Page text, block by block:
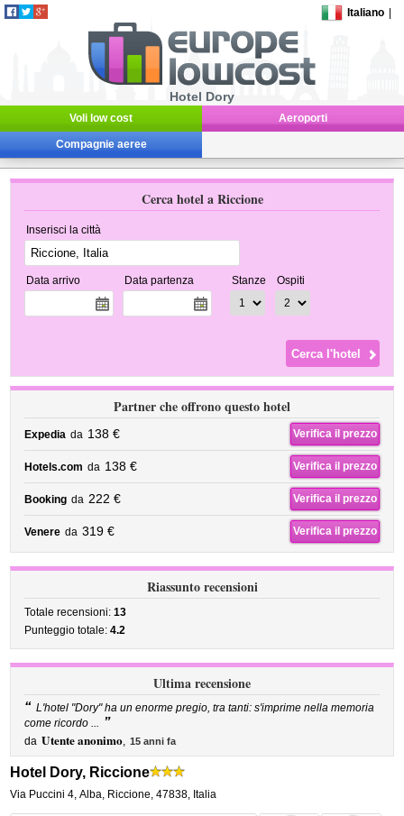
Italiano
Hotel Dory
Voli low cost Aeroporti
Compagnie aeree
Cerca hotel a Riccione
Inserisci la città
Data arrivo Data partenza Stanze Ospiti
Partner che offrono questo hotel
Expedia da 138 € Verifica il prezzo
Hotels.com da 138 € Verifica il prezzo
Booking da 222 € Verifica il prezzo
Venere da 319 € Verifica il prezzo
Riassunto recensioni
Totale recensioni:13
Punteggio totale:4.2
Ultima recensione
“ L'hotel "Dory" ha un enorme pregio, tra tanti: s'imprime nella memoria
come ricordo ... ”
da Utente anonimo, 15 anni fa
Hotel Dory, Riccione
Via Puccini 4,Alba, Riccione,47838, Italia